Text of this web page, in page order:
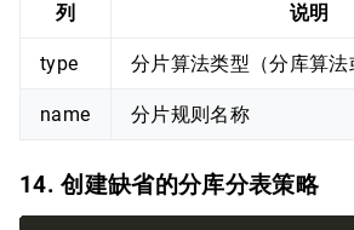
列 说明
type 分片算法类型（分库算法
name 分片规则名称
14. 创建缺省的分库分表策略